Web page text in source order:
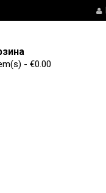
- €0.00